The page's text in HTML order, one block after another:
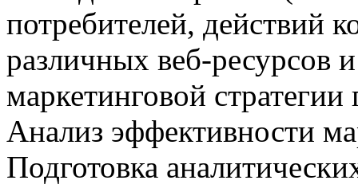
потребителей, действий
различных веб-ресурсов
маркетинговой
Анализ эффективности
Подготовка